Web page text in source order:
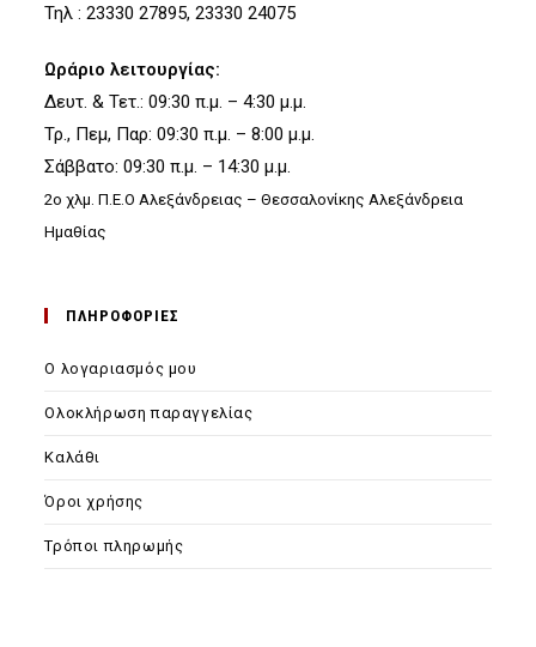
Τηλ : 23330 27895, 23330 24075
Ωράριο λειτουργίας:
Δευτ. & Τετ.: 09:30 π.μ. – 4:30 μ.μ.
Τρ., Πεμ, Παρ: 09:30 π.μ. – 8:00 μ.μ.
Σάββατο: 09:30 π.μ. – 14:30 μ.μ.
2ο χλμ. Π.Ε.Ο Αλεξάνδρειας – Θεσσαλονίκης Αλεξάνδρεια
Ημαθίας
ΠΛΗΡΟΦΟΡΙΕΣ
Ο λογαριασμός μου
Ολοκλήρωση παραγγελίας
Καλάθι
Όροι χρήσης
Τρόποι πληρωμής